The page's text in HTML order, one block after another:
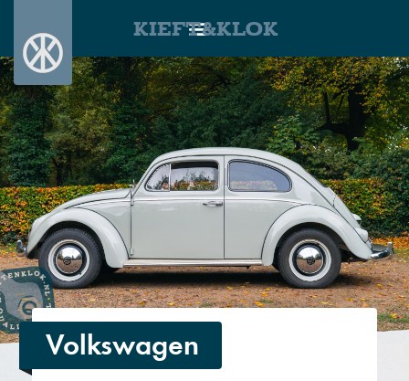
KIEFT&KLOK
Volkswagen